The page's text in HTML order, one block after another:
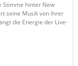
Stimme hinter New
seine Musik von ihrer
die Energie der Live-